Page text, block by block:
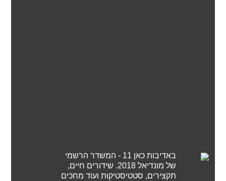
באדיבות כאן 11 - המשדר הרשמי
של מונדיאל 2018. שידורים חיים,
תקצירים, סטטיסטיקות ועוד מחכים